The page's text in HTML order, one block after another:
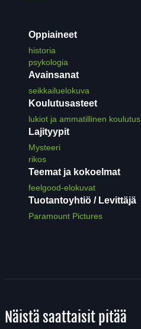
Oppiaineet
historia
psykologia
Avainsanat
seikkailuelokuva
Koulutusasteet
lukiot ja ammatillinen koulutus
Lajityypit
Mysteeri
rikos
Teemat ja kokoelmat
feelgood-elokuvat
Tuotantoyhtiö / Levittäjä
Paramount Pictures
Näistä saattaisit pitää